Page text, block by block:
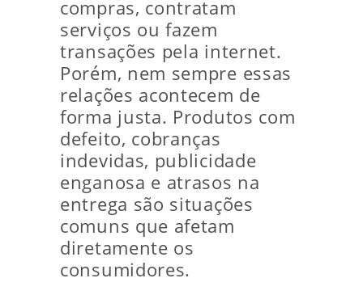
compras, contratam
serviços ou fazem
transações pela internet.
Porém, nem sempre essas
relações acontecem de
forma justa. Produtos com
defeito, cobranças
indevidas, publicidade
enganosa e atrasos na
entrega são situações
comuns que afetam
diretamente os
consumidores.